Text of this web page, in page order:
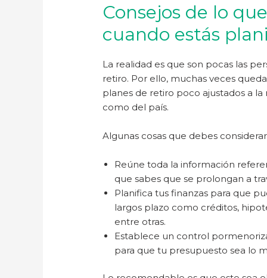
Consejos de lo
cuando estás
La realidad es que son pocas las
retiro. Por ello, muchas veces
planes de retiro poco ajustados a
como del país.
Algunas cosas que debes
Reúne toda la información
que sabes que se prolongan a
Planifica tus finanzas para que
largos plazo como créditos,
entre otras.
Establece un control
para que tu presupuesto sea lo